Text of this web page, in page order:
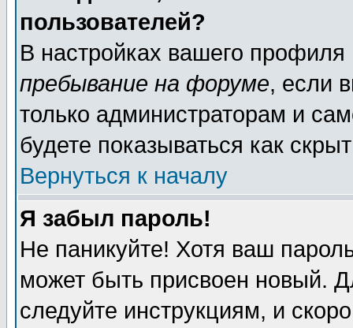
пользователей?
В настройках вашего
пребывание на форуме, если
только администраторам и
будете показываться как
Вернуться к началу
Я забыл пароль!
Не паникуйте! Хотя ваш
может быть присвоен новый.
следуйте инструкциям, и